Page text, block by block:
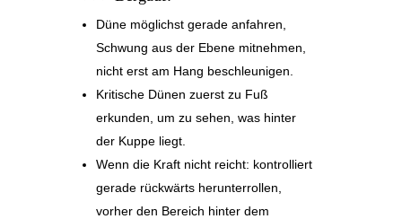
Düne möglichst gerade anfahren,
Schwung aus der Ebene mitnehmen,
nicht erst am Hang beschleunigen.
Kritische Dünen zuerst zu Fuß
erkunden, um zu sehen, was hinter
der Kuppe liegt.
Wenn die Kraft nicht reicht: kontrolliert
gerade rückwärts herunterrollen,
vorher den Bereich hinter dem